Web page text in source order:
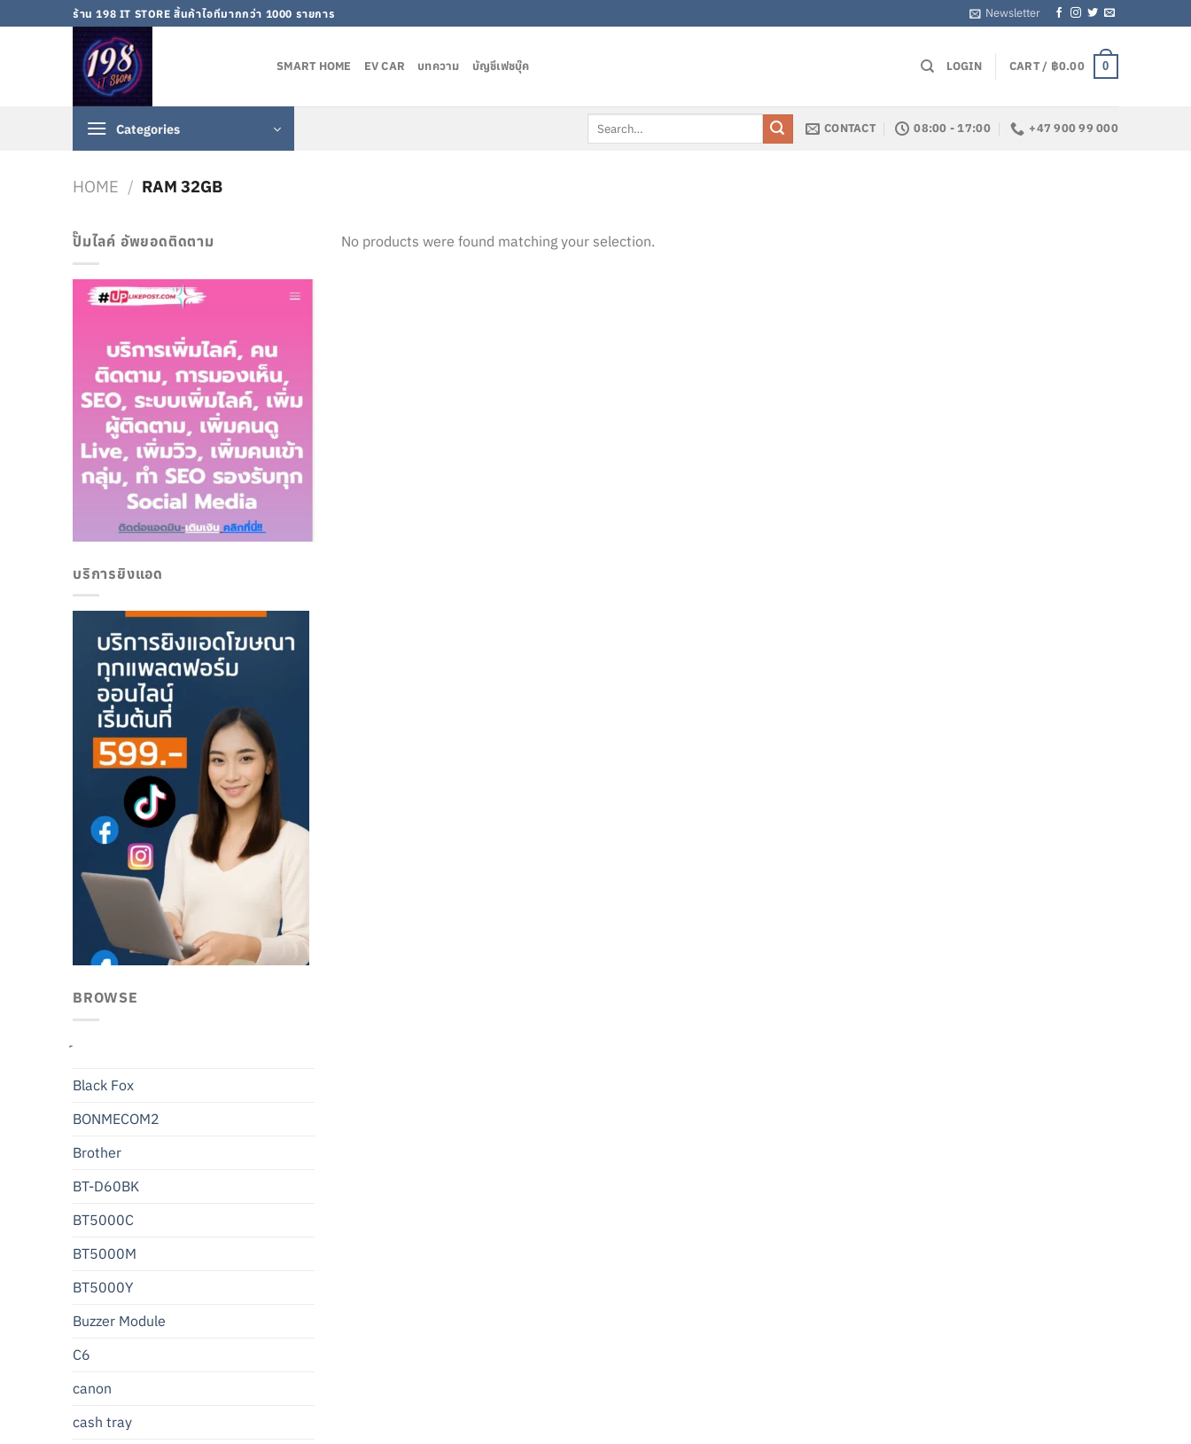
to
ร้าน 198 IT STORE สิ้นค้าไอทีมากกว่า 1000 รายการ Newsletter
SMART HOME EV CAR บทความ บัญชีเฟชบุ๊ค LOGIN CART / ฿0.00 0
Categories
Search
for:
CONTACT 08:00 - 17:00 +47 900 99 000
HOME / RAM 32GB
ปั๊มไลค์ อัพยอดติดตาม
บริการยิงแอด
BROWSE
Black Fox
BONMECOM2
Brother
BT-D60BK
BT5000C
BT5000M
BT5000Y
Buzzer Module
C6
canon
cash tray
No products were found matching your selection.